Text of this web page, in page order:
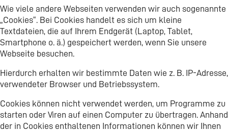
Wie viele andere Webseiten verwenden wir auch sogenannte
„Cookies“. Bei Cookies handelt es sich um kleine
Textdateien, die auf Ihrem Endgerät (Laptop, Tablet,
Smartphone o. ä.) gespeichert werden, wenn Sie unsere
Webseite besuchen.
Hierdurch erhalten wir bestimmte Daten wie z. B. IP-Adresse,
verwendeter Browser und Betriebssystem.
Cookies können nicht verwendet werden, um Programme zu
starten oder Viren auf einen Computer zu übertragen. Anhand
der in Cookies enthaltenen Informationen können wir Ihnen